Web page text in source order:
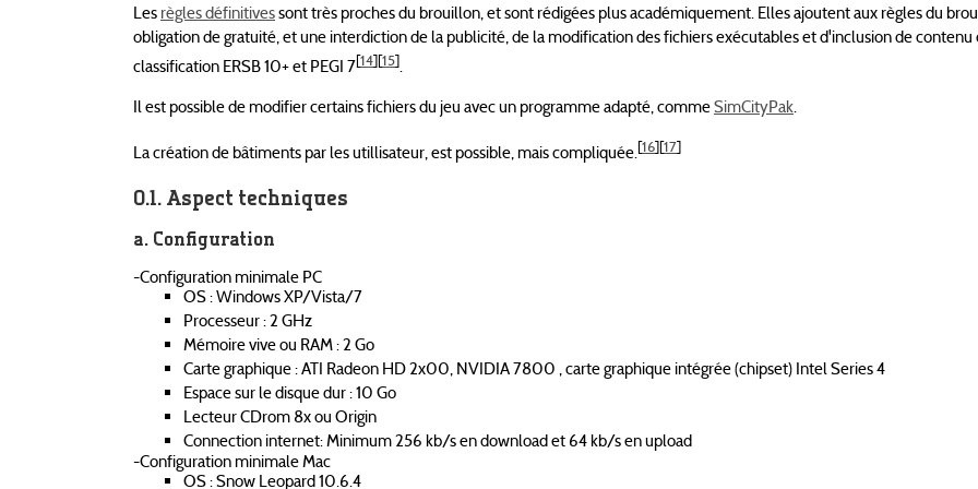
Les règles définitivessont très proches du brouillon, et sont rédigées plus académiquement. Elles ajoutent aux règles du
obligation de gratuité, et une interdiction de la publicité, de la modification des fichiers exécutables et d'inclusion de contenu
classification ERSB 10+ et PEGI 7[14] [15].
Il est possible de modifier certains fichiers du jeu avec un programme adapté, commeSimCityPak.
La création de bâtiments par les utillisateur, est possible, mais compliquée.[16] [17]
Aspect techniques
Configuration
-Configuration minimale PC
OS : Windows XP/Vista/7
Processeur : 2 GHz
Mémoire vive ou RAM : 2 Go
Carte graphique : ATI Radeon HD 2x00, NVIDIA 7800 , carte graphique intégrée (chipset) Intel Series 4
Espace sur le disque dur : 10 Go
Lecteur CDrom 8x ou Origin
Connection internet: Minimum 256 kb/s en download et 64 kb/s en upload
-Configuration minimale Mac
OS : Snow Leopard 10.6.4